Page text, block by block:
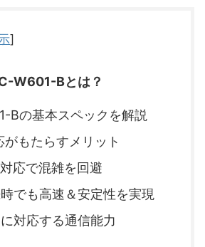
]
W601-Bとは？
Bの基本スペックを解説
もたらすメリット
応で混雑を回避
でも高速＆安定性を実現
対応する通信能力